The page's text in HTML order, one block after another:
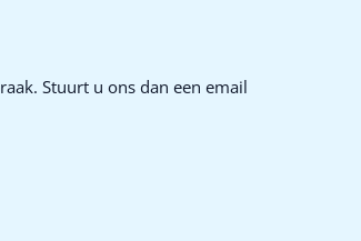
Stuurt u ons dan een email